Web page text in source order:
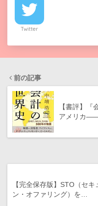
Twitter
前の記事
【書評】『
アメリカ
【完全保存版】STO（セ
ン・オファリング）を…